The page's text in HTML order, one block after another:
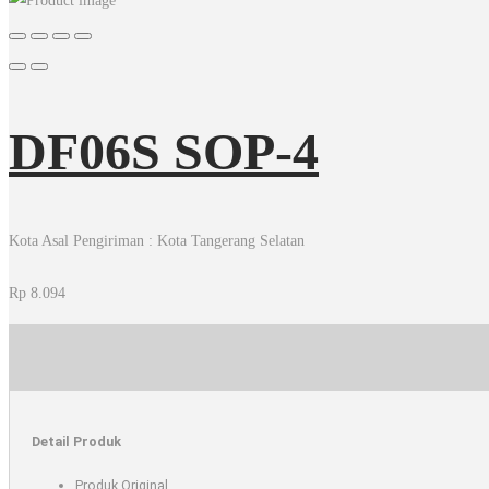
DF06S SOP-4
Kota Asal Pengiriman : Kota Tangerang Selatan
Rp 8.094
Detail Produk
Produk Original